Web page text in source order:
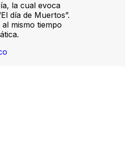
la cual evoca
día de Muertos”.
mismo tiempo